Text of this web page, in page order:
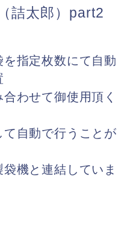
詰太郎）part2
指定枚数にて自動
わせて御使用頂く
て自動で行うことが
袋機と連結していま